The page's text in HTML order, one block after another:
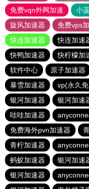
免费vqn外网加速
小
旋风加速器
免费vps
快连加速器
快连加速
快鸭加速器
快柠檬加
软件中心
原子加速器
暴雪加速器
vp(永久
银河加速器
银河加速
哇哇加速器
免费海外pvn加速器
青柠加速器
蚂蚁加速器
银河加速
银河加速器